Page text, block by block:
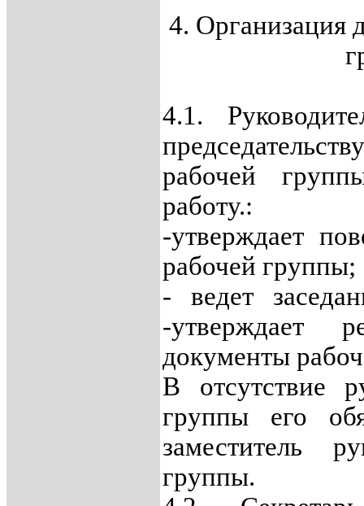
4. Организация
4.1.
рабочей
работу.:
-утверждает
рабочей группы;
- ведет
-утверждает
документы
В отсутствие
группы его
заместитель
группы.